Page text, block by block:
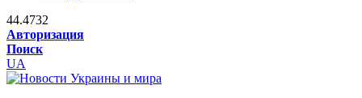
44.4732
Авторизация
Поиск
UA